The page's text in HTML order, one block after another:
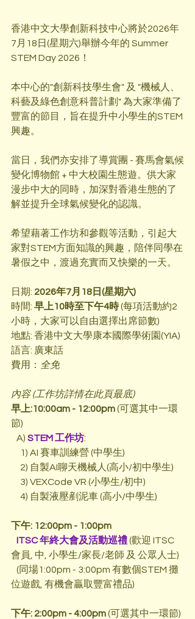
香港中文大學創新科技中心將於2026年
7月18日(星期六)舉辦今年的 Summer
STEM Day 2026！
本中心的"創新科技學生會" 及 "機械人、
科藝及綠色創意科普計劃" 為大家準備了
豐富的節目，旨在提升中小學生的STEM
興趣。
當日，我們亦安排了導賞團 - 賽馬會氣候
變化博物館 + 中大校園生態遊。供大家
漫步中大的同時，加深對香港生態的了
解並提升全球氣候變化的認識。
希望藉著工作坊和參觀等活動，引起大
家對STEM方面知識的興趣，陪伴同學在
暑假之中，渡過充實而又快樂的一天。
日期: 2026年7月18日(星期六)
時間: 早上10時至下午4時 (每項活動約2
小時，大家可以自由選擇出席節數)
地點: 香港中文大學康本國際學術園(YIA)
語言: 廣東話
費用： 全免
內容 (工作坊詳情在此頁最底)
早上:10:00am - 12:00pm (可選其中一環
節)
   A)
STEM 工作坊:
     1) AI 賽車訓練營 (中學生)
     2) 自製AI聊天機械人(高小/初中學生)
     3) VEXCode VR (小學生/初中)
     4) 自製液壓剷泥車 (高小/中學生)
下午: 12:00pm - 1:00pm
ITSC 年終大會及活動巡禮 (歡迎 ITSC
會員, 中, 小學生/家長/老師 及 公眾人士)
位遊戲, 有機會贏取豐富禮品)
下午: 2:00pm - 4:00pm (可選其中一環節)